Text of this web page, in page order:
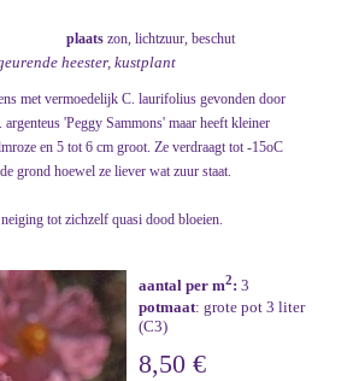
plaats zon, lichtzuur, beschut
heester, kustplant
met vermoedelijk C. laurifolius gevonden door
'Peggy Sammons' maar heeft kleiner
en 5 tot 6 cm groot. Ze verdraagt tot -15oC
grond hoewel ze liever wat zuur staat.
tot zichzelf quasi dood bloeien.
aantal per m2: 3
potmaat: grote pot 3 liter
(C3)
8,50 €